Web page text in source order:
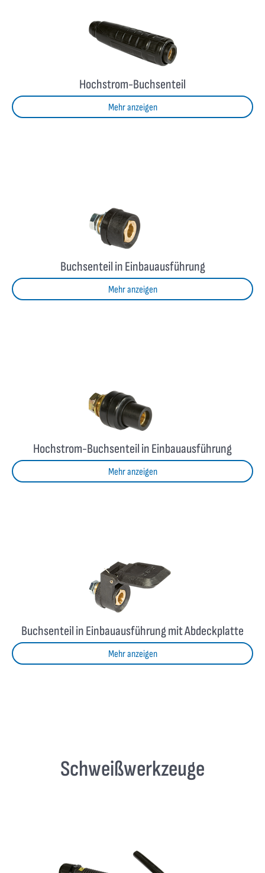
Hochstrom-Buchsenteil
Mehr anzeigen
Buchsenteil in Einbauausführung
Mehr anzeigen
Hochstrom-Buchsenteil in Einbauausführung
Mehr anzeigen
Buchsenteil in Einbauausführung mit Abdeckplatte
Mehr anzeigen
Schweißwerkzeuge